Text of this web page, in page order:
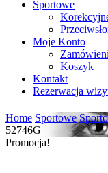
Sportowe
Moje Konto
Koszyk
Kontakt
Rezerwacja
Home Sportowe
52746G
Promocja!